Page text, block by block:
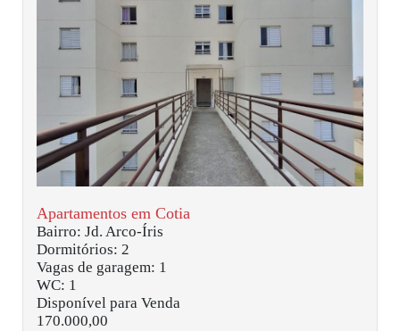
Apartamentos em Cotia
Bairro: Jd. Arco-Íris
Dormitórios: 2
Vagas de garagem: 1
WC: 1
Disponível para Venda
170.000,00